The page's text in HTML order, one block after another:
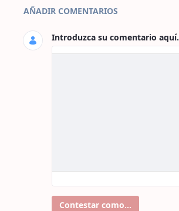
Comentarios de la página
AÑADIR COMENTARIOS
Introduzca su comentario aquí.
Contestar como...